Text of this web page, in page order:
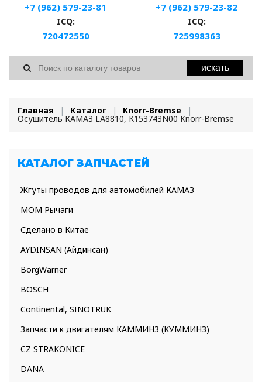
+7 (962) 579-23-81
ICQ:
720472550
+7 (962) 579-23-82
ICQ:
725998363
искать
Главная Каталог Knorr-Bremse
Осушитель КАМАЗ LA8810, K153743N00 Knorr-Bremse
КАТАЛОГ ЗАПЧАСТЕЙ
Жгуты проводов для автомобилей КАМАЗ
МОМ Рычаги
Сделано в Китае
AYDINSAN (Айдинсан)
BorgWarner
BOSCH
Continental, SINOTRUK
Запчасти к двигателям КАММИНЗ (КУММИНЗ)
CZ STRAKONICE
DANA